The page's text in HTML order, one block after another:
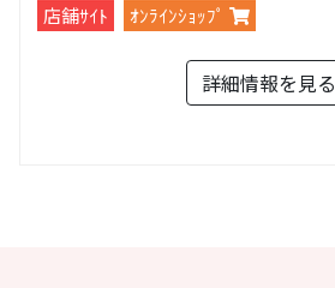
店舗ｻｲﾄ
ｵﾝﾗｲﾝｼｮｯﾌﾟ
詳細情報を見る